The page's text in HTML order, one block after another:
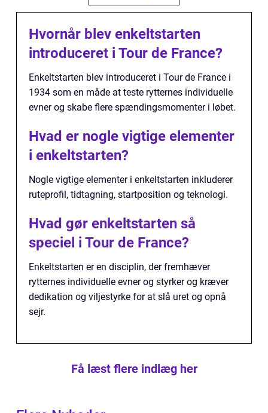
Hvornår blev enkeltstarten
introduceret i Tour de France?
Enkeltstarten blev introduceret i Tour de France i
1934 som en måde at teste rytternes individuelle
evner og skabe flere spændingsmomenter i løbet.
Hvad er nogle vigtige elementer
i enkeltstarten?
Nogle vigtige elementer i enkeltstarten inkluderer
ruteprofil, tidtagning, startposition og teknologi.
Hvad gør enkeltstarten så
speciel i Tour de France?
Enkeltstarten er en disciplin, der fremhæver
rytternes individuelle evner og styrker og kræver
dedikation og viljestyrke for at slå uret og opnå
sejr.
Få læst flere indlæg her